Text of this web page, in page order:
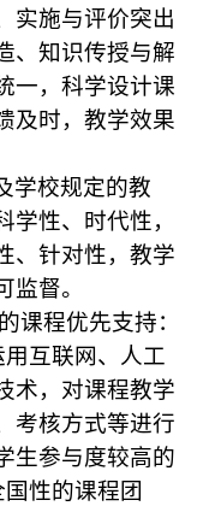
实施与评价突出
、知识传授与解
一，科学设计课
及时，教学效果
学校规定的教
性、时代性，
、针对性，教学
监督。
课程优先支持：
互联网、人工
术，对课程教学
考核方式等进行
生参与度较高的
性的课程团